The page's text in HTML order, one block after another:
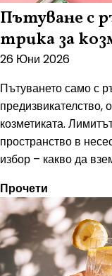
Пътуване с
трика за
26 Юни 2026
Пътуването само с
предизвикателство,
козметиката.
пространство в
избор – какво да
Прочети